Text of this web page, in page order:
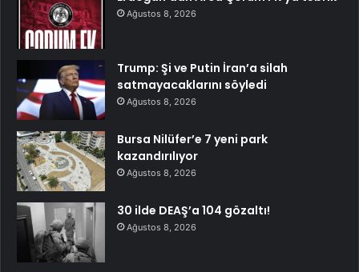
Ağustos 8, 2026
Trump: Şi ve Putin İran’a silah
satmayacaklarını söyledi
Ağustos 8, 2026
Bursa Nilüfer’e 7 yeni park
kazandırılıyor
Ağustos 8, 2026
30 ilde DEAŞ’a 104 gözaltı!
Ağustos 8, 2026